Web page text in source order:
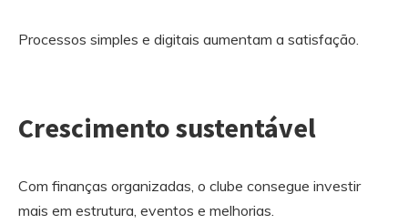
Processos simples e digitais aumentam a satisfação.
Crescimento sustentável
Com finanças organizadas, o clube consegue investir
mais em estrutura, eventos e melhorias.